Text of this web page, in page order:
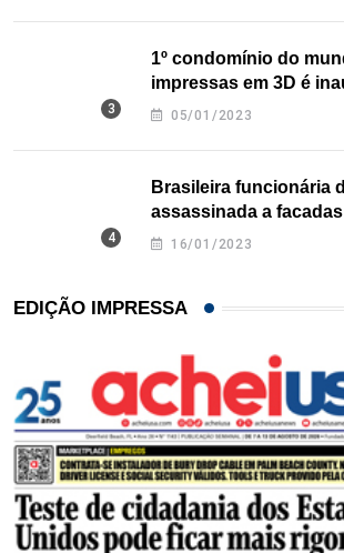
1º condomínio do
impressas em 3D é
Texas
05/01/2023
Brasileira funcionária
assassinada a
16/01/2023
EDIÇÃO IMPRESSA